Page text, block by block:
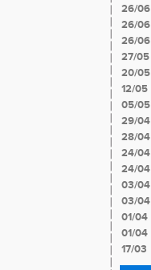
26/06
26/06
26/06
27/05
20/05
12/05
05/05
29/04
28/04
24/04
24/04
03/04
03/04
01/04
01/04
17/03